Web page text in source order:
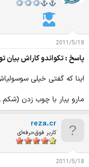
2011/5/18
پاسخ : تکواندو کاراش بیان
اینا که گفتی خیلی
مارو یبار با چوب زدن (شکم
reza.cr
کاربر فوق‌حرفه‌ای
2011/5/18